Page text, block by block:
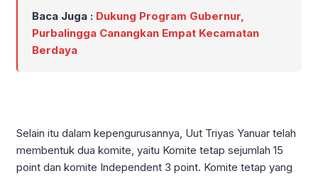
Baca Juga : Dukung Program Gubernur,
Purbalingga Canangkan Empat Kecamatan
Berdaya
Selain itu dalam kepengurusannya, Uut Triyas Yanuar telah
membentuk dua komite, yaitu Komite tetap sejumlah 15
point dan komite Independent 3 point. Komite tetap yang